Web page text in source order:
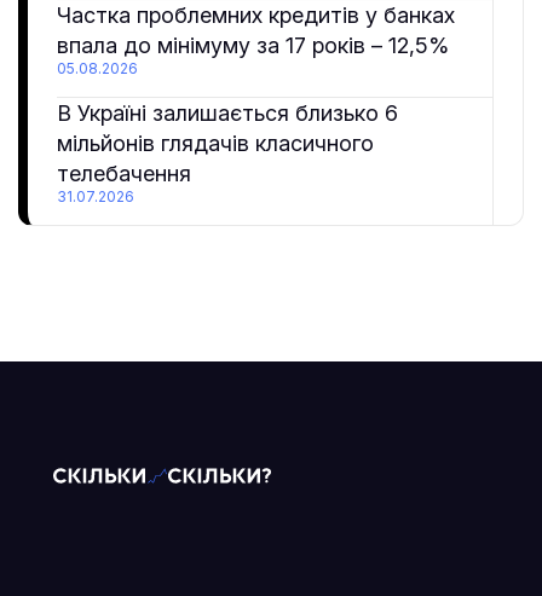
Частка проблемних кредитів у банках
впала до мінімуму за 17 років – 12,5%
05.08.2026
В Україні залишається близько 6
мільйонів глядачів класичного
телебачення
31.07.2026